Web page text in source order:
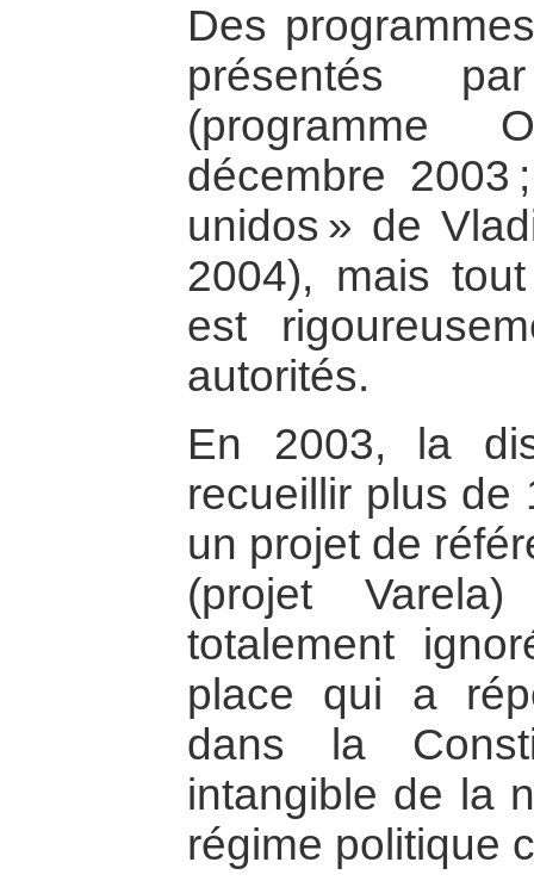
Des
présentés
(programme
décembre 2003
unidos » de
2004), mais
est
autorités.
En 2003, la
recueillir plus de
un projet de
(projet
totalement
place qui a
dans la
intangible de la
régime politique